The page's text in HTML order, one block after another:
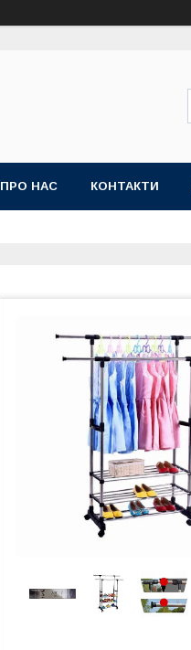
ПРО НАС КОНТАКТИ